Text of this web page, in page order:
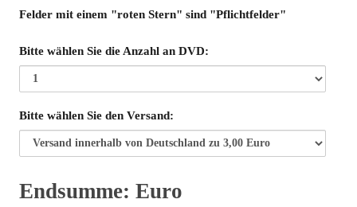
Felder mit einem "roten Stern" sind "Pflichtfelder"
Bitte wählen Sie die Anzahl an DVD:
Bitte wählen Sie den Versand:
Endsumme
Endsumme: Euro